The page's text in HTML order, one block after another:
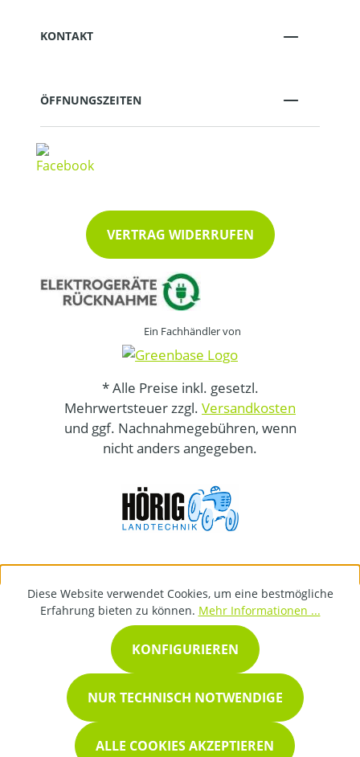
KONTAKT
ÖFFNUNGSZEITEN
VERTRAG WIDERRUFEN
Ein Fachhändler von
* Alle Preise inkl. gesetzl.
Mehrwertsteuer zzgl. Versandkosten
und ggf. Nachnahmegebühren, wenn
nicht anders angegeben.
Diese Website verwendet Cookies, um eine bestmögliche
Erfahrung bieten zu können. Mehr Informationen ...
NUR TECHNISCH NOTWENDIGE
KONFIGURIEREN
ALLE COOKIES AKZEPTIEREN